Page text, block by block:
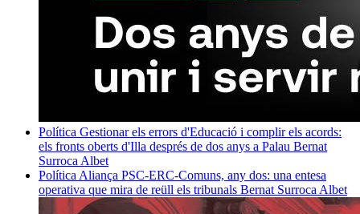
Política Gestionar els errors d'Educació i complir els acords:
els fronts oberts d'Illa després de dos anys a Palau Bernat
Surroca Albet
Política Aliança PSC-ERC-Comuns, any dos: una entesa
operativa que mira de reüll els tribunals Bernat Surroca Albet